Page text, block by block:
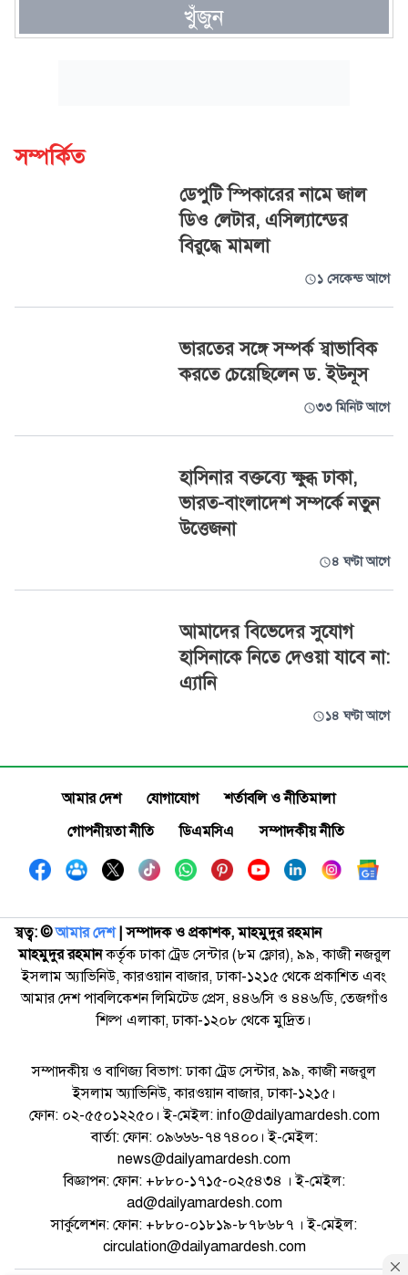
খুঁজুন
সম্পর্কিত
ডেপুটি স্পিকারের নামে জাল
ডিও লেটার, এসিল্যান্ডের
বিরুদ্ধে মামলা
১ সেকেন্ড আগে
ভারতের সঙ্গে সম্পর্ক স্বাভাবিক
করতে চেয়েছিলেন ড. ইউনূস
৩৩ মিনিট আগে
হাসিনার বক্তব্যে ক্ষুব্ধ ঢাকা,
ভারত-বাংলাদেশ সম্পর্কে নতুন
উত্তেজনা
৪ ঘণ্টা আগে
আমাদের বিভেদের সুযোগ
হাসিনাকে নিতে দেওয়া যাবে না:
এ্যানি
১৪ ঘণ্টা আগে
আমার দেশ যোগাযোগ
শর্তাবলি ও নীতিমালা
গোপনীয়তা নীতি
ডিএমসিএ সম্পাদকীয় নীতি
স্বত্ব: ©️আমার দেশ| সম্পাদক ও প্রকাশক, মাহমুদুর রহমান
মাহমুদুর রহমানকর্তৃক ঢাকা ট্রেড সেন্টার (৮ম ফ্লোর), ৯৯, কাজী নজরুল
ইসলাম অ্যাভিনিউ, কারওয়ান বাজার, ঢাকা-১২১৫ থেকে প্রকাশিত এবং
আমার দেশ পাবলিকেশন লিমিটেড প্রেস, ৪৪৬/সি ও ৪৪৬/ডি, তেজগাঁও
শিল্প এলাকা, ঢাকা-১২০৮ থেকে মুদ্রিত।
সম্পাদকীয় ও বাণিজ্য বিভাগ: ঢাকা ট্রেড সেন্টার, ৯৯, কাজী নজরুল
ইসলাম অ্যাভিনিউ, কারওয়ান বাজার, ঢাকা-১২১৫।
ফোন: ০২-৫৫০১২২৫০। ই-মেইল: info@dailyamardesh.com
বার্তা: ফোন: ০৯৬৬৬-৭৪৭৪০০। ই-মেইল:
news@dailyamardesh.com
বিজ্ঞাপন: ফোন: +৮৮০-১৭১৫-০২৫৪৩৪ । ই-মেইল:
ad@dailyamardesh.com
সার্কুলেশন: ফোন: +৮৮০-০১৮১৯-৮৭৮৬৮৭ । ই-মেইল:
circulation@dailyamardesh.com